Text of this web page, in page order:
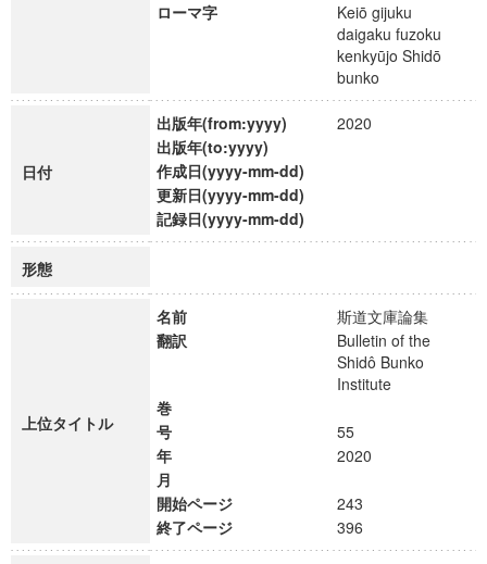
ローマ字
Keiō gijuku
daigaku fuzoku
kenkyūjo Shidō
bunko
日付
出版年(from:yyyy)
2020
出版年(to:yyyy)
作成日(yyyy-mm-dd)
更新日(yyyy-mm-dd)
記録日(yyyy-mm-dd)
形態
上位タイトル
名前
斯道文庫論集
翻訳
Bulletin of the
Shidô Bunko
Institute
巻
号
55
年
2020
月
開始ページ
243
終了ページ
396